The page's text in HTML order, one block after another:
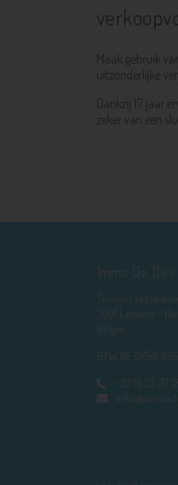
Maak gebruik
uitzonderlijke
Dankzij 17 jaar
zeker van een
Immo De Dijle
3001 Leuven -
België
BTW BE
+32 16 23 37